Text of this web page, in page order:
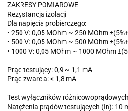
ZAKRESY POMIAROWE
Rezystancja izolacji
Dla napięcia probierczego:
• 250 V: 0,05 MOhm ~ 250 MOhm
• 500 V: 0,05 MOhm ~ 500 MOhm
• 1000 V: 0,05 MOhm ~ 1000 MOhm
Prąd testujący: 0,9 ~ 1,1 mA
Prąd zwarcia: < 1,8 mA
Test wyłączników
Natężenia prądów testujących (In): 10